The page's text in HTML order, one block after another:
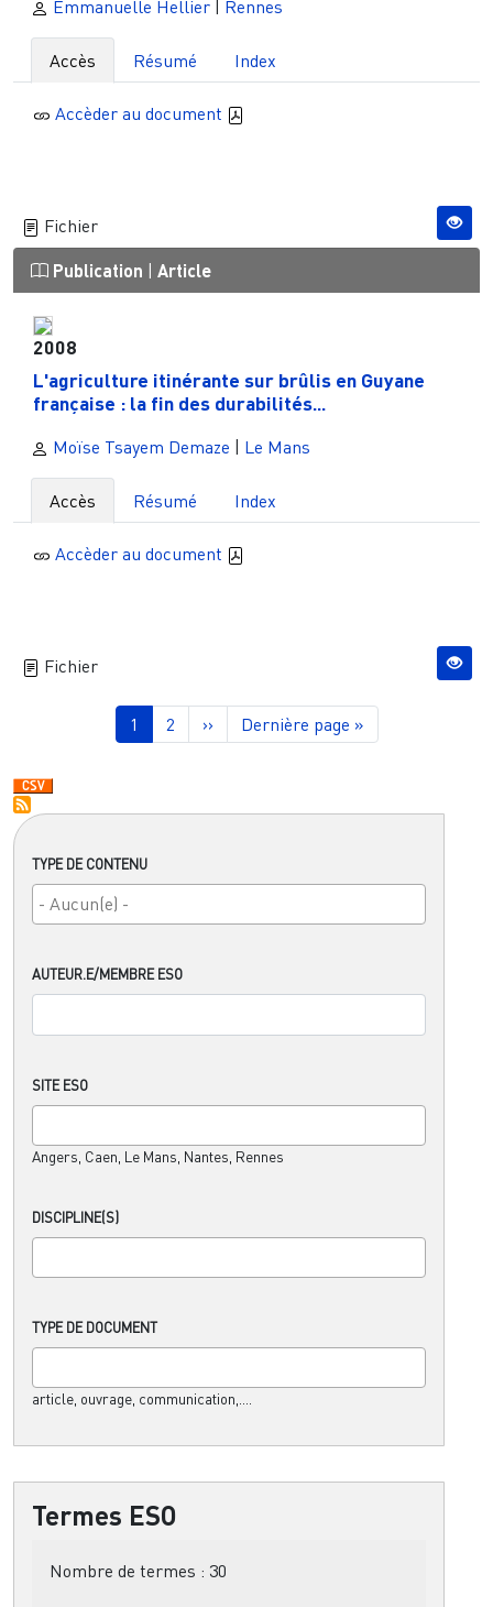
TYPE DE CONTENU
AUTEUR.E/MEMBRE ESO
SITE ESO
Angers, Caen, Le Mans, Nantes, Rennes
DISCIPLINE(S)
TYPE DE DOCUMENT
article, ouvrage, communication,....
Termes ESO
Nombre de termes : 30
Emmanuelle Hellier Rennes
Accès Résumé Index
Accèder au document
Fichier
Publication Article
2008
L'agriculture itinérante sur brûlis en Guyane
française : la fin des durabilités...
Moïse Tsayem Demaze | Le Mans
Accès Résumé Index
Accèder au document
Fichier
Pagination
Page courante
1 Page
2 Page suivante
›› Dernière page
Dernière page »